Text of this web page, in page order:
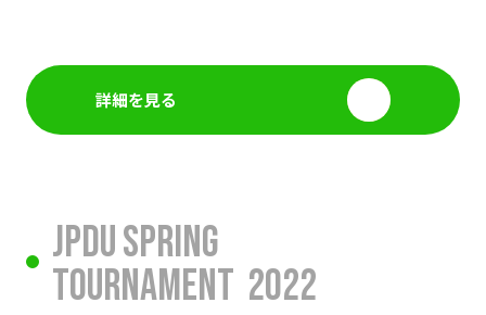
詳細を見る
JPDU Spring
Tournament 2022